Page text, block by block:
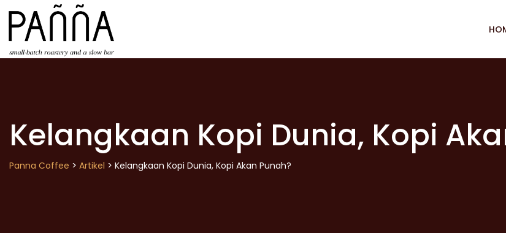
content
Kelangkaan Kopi Dunia, Kopi
Panna Coffee > Artikel > Kelangkaan Kopi Dunia, Kopi Akan Punah?